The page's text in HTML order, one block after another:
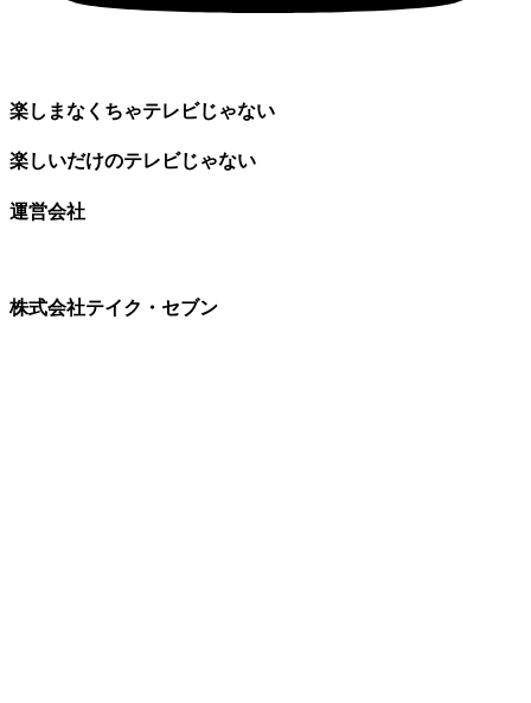
楽しまなくちゃテレビじゃない
楽しいだけのテレビじゃない
運営会社
株式会社テイク・セブン